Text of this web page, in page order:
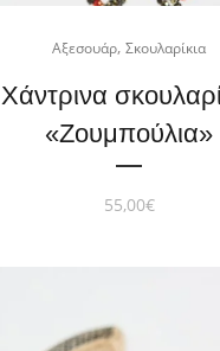
Αξεσουάρ, Σκουλαρίκια
Χάντρινα
«Zoυμπούλια»
55,00€